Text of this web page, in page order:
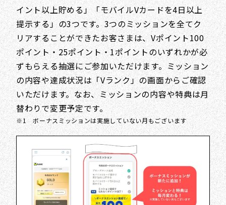
イント以上貯める」「モバイルVカードを4日以上
提示する」の3つです。3つのミッションを全てク
リアすることができたお客さまは、Vポイント100
ポイント・25ポイント・1ポイントのいずれかが必
ずもらえる抽選にご参加いただけます。ミッション
の内容や達成状況は「Vランク」の画面からご確認
いただけます。なお、ミッションの内容や特典は月
替わりで変更予定です。
※1 ボーナスミッションは実施していない月もございます